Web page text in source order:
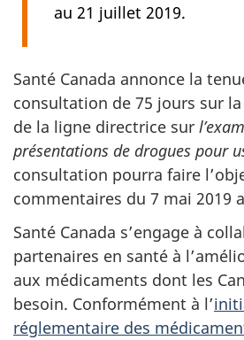
au 21 juillet 2019.
Santé Canada annonce la
consultation de 75 jours sur
de la ligne directrice sur
présentations de drogues pour
consultation pourra faire
commentaires du 7 mai 2019
Santé Canada s’engage à
partenaires en santé à
aux médicaments dont les
besoin. Conformément à l’
réglementaire des